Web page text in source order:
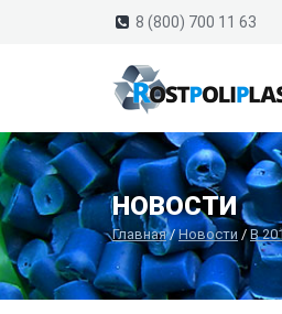
8 (800) 700 11 63
НОВОСТИ
Главная/Новости / В